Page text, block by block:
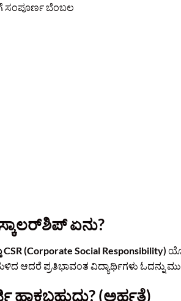
ಬೆಂಬಲ
ಏನು?
CSR (Corporate Social Responsibility)
ಆದರೆ ಪ್ರತಿಭಾವಂತ ವಿದ್ಯಾರ್ಥಿಗಳು ಓದನ್ನು
ಹಾಕಬಹುದು? (ಅರ್ಹತೆ)